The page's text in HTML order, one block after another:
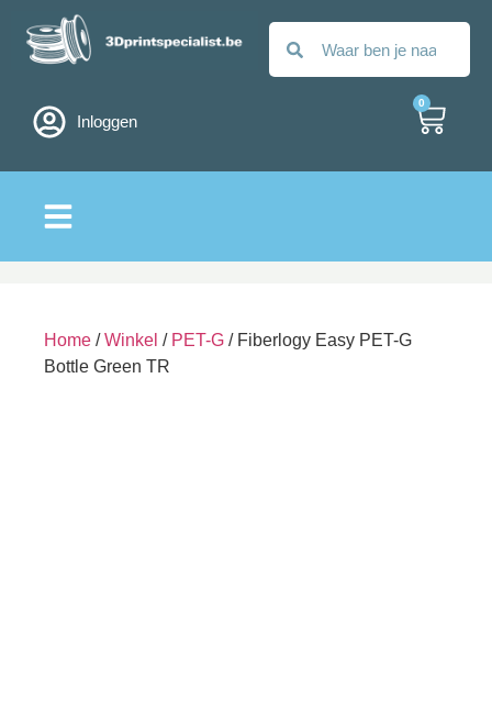
Inloggen
0
Home /Winkel / PET-G / Fiberlogy Easy PET-G
Bottle Green TR